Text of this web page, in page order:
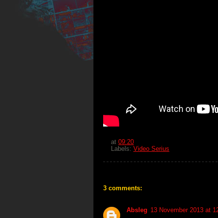
at 09:20
Labels: Video Serius
3 comments:
Absleg 13 November 2013 at